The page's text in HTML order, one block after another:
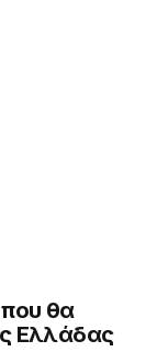
που θα
Ελλάδας